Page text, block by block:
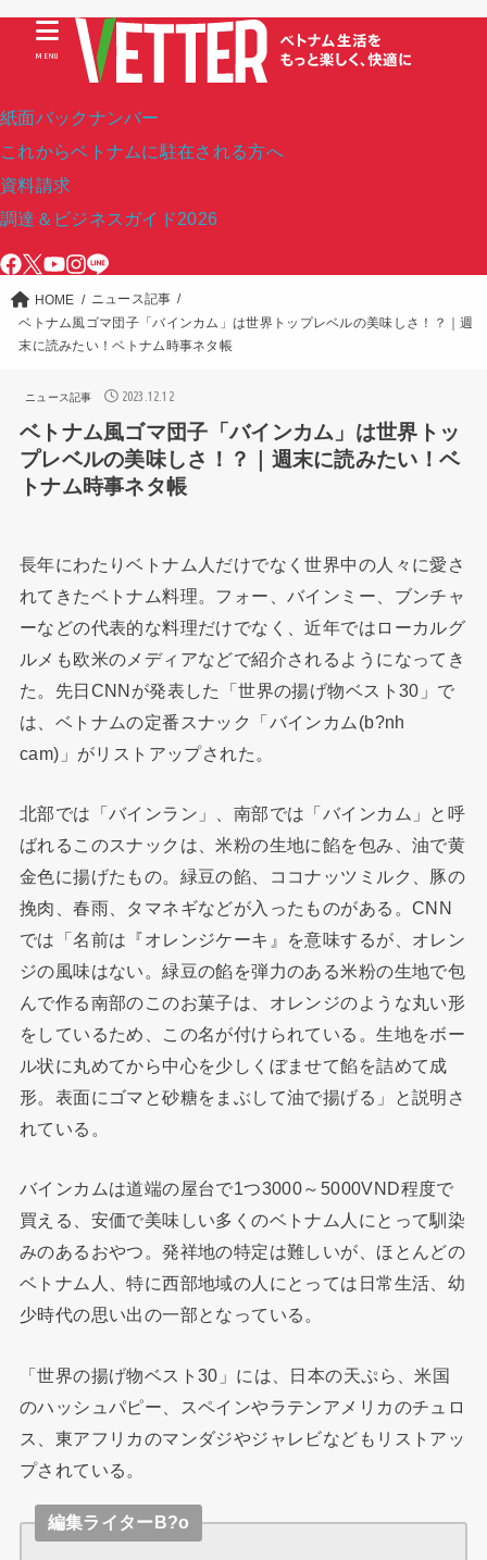
紙面バックナンバー
これからベトナムに駐在される方へ
資料請求
調達＆ビジネスガイド2026
MENU
HOME
ニュース記事
ベトナム風ゴマ団子「バインカム」は世界トップレベルの美味しさ！？｜週
末に読みたい！ベトナム時事ネタ帳
ニュース記事 2023.12.12
ベトナム風ゴマ団子「バインカム」は世界トッ
プレベルの美味しさ！？｜週末に読みたい！ベ
トナム時事ネタ帳
長年にわたりベトナム人だけでなく世界中の人々に愛さ
れてきたベトナム料理。フォー、バインミー、ブンチャ
ーなどの代表的な料理だけでなく、近年ではローカルグ
ルメも欧米のメディアなどで紹介されるようになってき
た。先日CNNが発表した「世界の揚げ物ベスト30」で
は、ベトナムの定番スナック「バインカム(b?nh
cam)」がリストアップされた。
北部では「バインラン」、南部では「バインカム」と呼
ばれるこのスナックは、米粉の生地に餡を包み、油で黄
金色に揚げたもの。緑豆の餡、ココナッツミルク、豚の
挽肉、春雨、タマネギなどが入ったものがある。CNN
では「名前は『オレンジケーキ』を意味するが、オレン
ジの風味はない。緑豆の餡を弾力のある米粉の生地で包
んで作る南部のこのお菓子は、オレンジのような丸い形
をしているため、この名が付けられている。生地をボー
ル状に丸めてから中心を少しくぼませて餡を詰めて成
形。表面にゴマと砂糖をまぶして油で揚げる」と説明さ
れている。
バインカムは道端の屋台で1つ3000～5000VND程度で
買える、安価で美味しい多くのベトナム人にとって馴染
みのあるおやつ。発祥地の特定は難しいが、ほとんどの
ベトナム人、特に西部地域の人にとっては日常生活、幼
少時代の思い出の一部となっている。
「世界の揚げ物ベスト30」には、日本の天ぷら、米国
のハッシュパピー、スペインやラテンアメリカのチュロ
ス、東アフリカのマンダジやジャレビなどもリストアッ
プされている。
編集ライターB?o